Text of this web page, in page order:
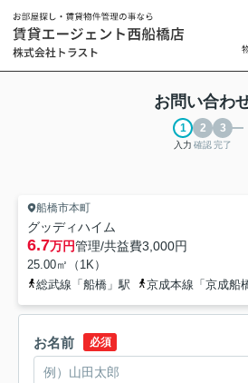
お問い合わ
入力 確認完了
船橋市本町
グッディハイム
6.7万円管理/共益費3,000円
25.00㎡（1K）
総武線「船橋」駅
京成本線「京成船
お名前 必須